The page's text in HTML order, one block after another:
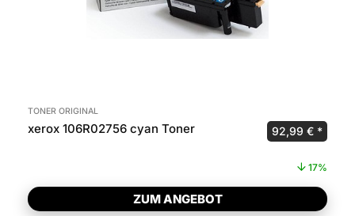
TONER ORIGINAL
xerox 106R02756 cyan Toner Ursprünglicher
92,99 €
17%
ZUM ANGEBOT